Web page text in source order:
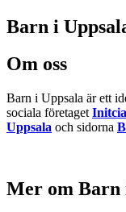
Barn i
Om oss
Barn i Uppsala är ett
sociala företaget Initcia
Uppsala och sidorna
Mer om Barn